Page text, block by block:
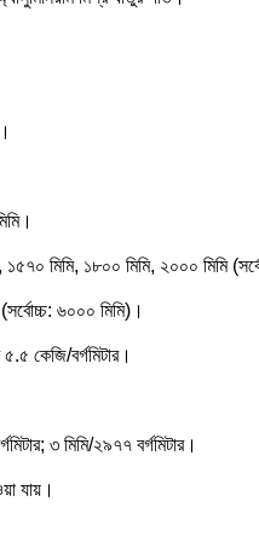
মিমি, ১৮০০ মিমি, ২০০০ মিমি
৬০০০ মিমি)।
কেজি/বর্গমিটার।
৩ মিমি/২৯৭৭ বর্গমিটার।
যায়।